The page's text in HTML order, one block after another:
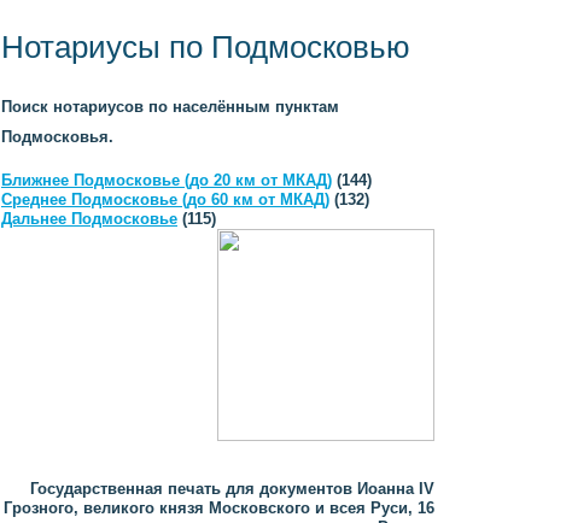
Нотариусы по Подмосковью
Поиск нотариусов по населённым пунктам
Подмосковья.
Ближнее Подмосковье (до 20 км от МКАД) (144)
Среднее Подмосковье (до 60 км от МКАД) (132)
Дальнее Подмосковье (115)
Государственная печать для документов Иоанна IV
Грозного, великого князя Московского и всея Руси, 16